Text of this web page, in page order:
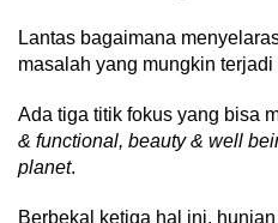
Lantas bagaimana
masalah yang mungkin
Ada tiga titik fokus yang bisa
& functional, beauty & well
planet.
Berbekal ketiga hal ini,